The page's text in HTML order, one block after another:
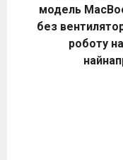
модель
без
роботу